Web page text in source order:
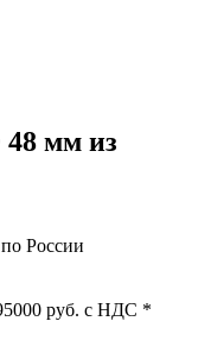
мм из
России
руб. с НДС *